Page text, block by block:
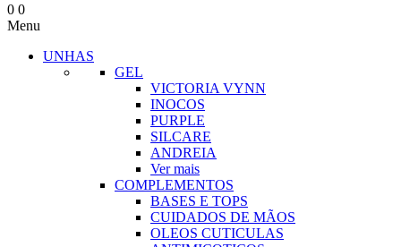
0 0
Menu
UNHAS
GEL
VICTORIA VYNN
INOCOS
PURPLE
SILCARE
ANDREIA
Ver mais
COMPLEMENTOS
BASES E TOPS
CUIDADOS DE MÃOS
OLEOS CUTICULAS